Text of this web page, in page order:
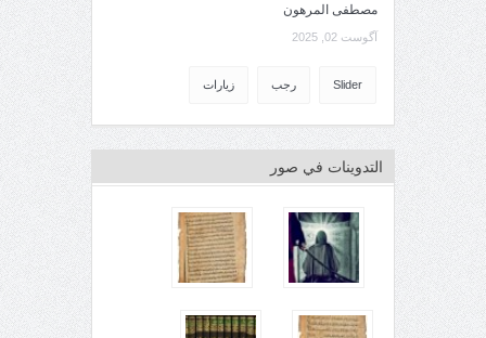
مصطفى المرهون
آگوست 02, 2025
Slider رجب زيارات
التدوينات في صور